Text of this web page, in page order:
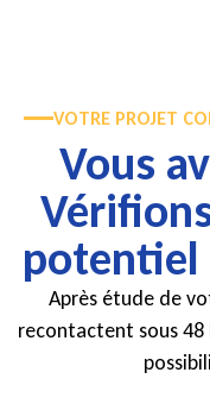
VOTRE PROJET
Vous
potentiel
Après étude de
recontactent sous 48